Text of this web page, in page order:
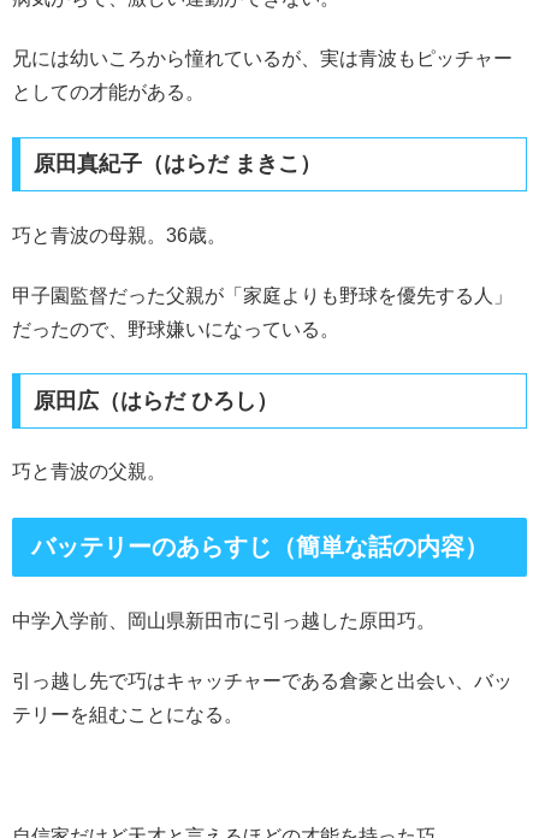
兄には幼いころから憧れているが、実は青波もピッチャー
としての才能がある。
原田真紀子（はらだ まきこ）
巧と青波の母親。36歳。
甲子園監督だった父親が「家庭よりも野球を優先する人」
だったので、野球嫌いになっている。
原田広（はらだ ひろし）
巧と青波の父親。
バッテリーのあらすじ（簡単な話の内容）
中学入学前、岡山県新田市に引っ越した原田巧。
引っ越し先で巧はキャッチャーである倉豪と出会い、バッ
テリーを組むことになる。